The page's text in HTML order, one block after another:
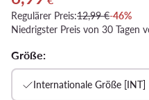
Regulärer Preis:12,99 €-46%
Niedrigster Preis von 30 Tagen
Größe:
Internationale Größe [INT]